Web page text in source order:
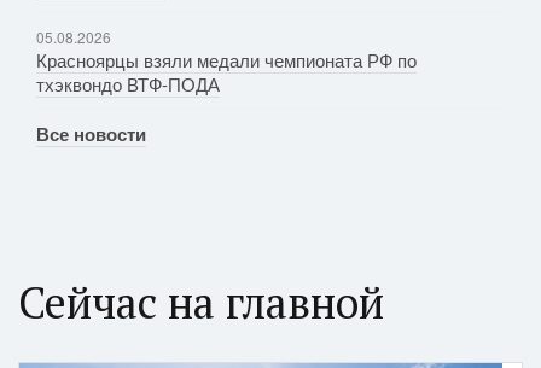
05.08.2026
Красноярцы взяли медали чемпионата РФ по
тхэквондо ВТФ-ПОДА
Все новости
Сейчас на главной